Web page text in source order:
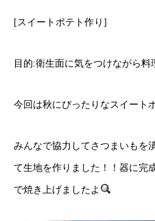
[スイートポテト作り]
目的:衛生面に気をつけながら
今回は秋にぴったりなスイート
みんなで協力してさつまいもを
て生地を作りました！！器に完
で焼き上げましたよ